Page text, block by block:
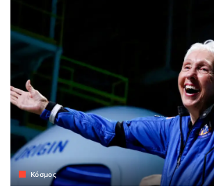
Κόσμος